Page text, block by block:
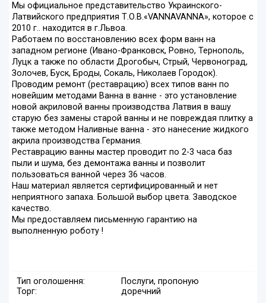
Мы официальное представительство Украинского-
Латвийского предприятия Т.О.В.«VANNAVANNA», которое с
2010 г.. находится в г.Львоа.
Работаем по восстановлению всех форм ванн на
западном регионе (Ивано-Франковск, Ровно, Тернополь,
Луцк а также по области Дрогобыч, Стрый, Червоноград,
Золочев, Буск, Броды, Сокаль, Николаев Городок).
Проводим ремонт (реставрацию) всех типов ванн по
новейшим методами Ванна в ванне - это установление
новой акриловой ванны производства Латвия в вашу
старую без замены старой ванны и не повреждая плитку а
также методом Наливные ванна - это нанесение жидкого
акрила производства Германия.
Реставрацию ванны мастер проводит по 2-3 часа баз
пыли и шума, без демонтажа ванны и позволит
пользоваться ванной через 36 часов.
Наш материал является сертифицированный и нет
неприятного запаха. Большой выбор цвета. Заводское
качество.
Мы предоставляем письменную гарантию на
выполненную роботу !
Тип оголошення:
Послуги, пропоную
Торг:
доречний